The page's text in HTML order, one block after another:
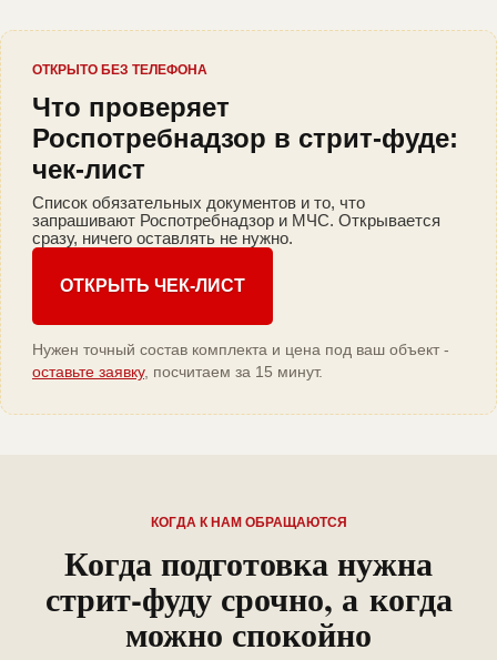
ОТКРЫТО БЕЗ ТЕЛЕФОНА
Что проверяет
Роспотребнадзор в стрит-фуде:
чек-лист
Список обязательных документов и то, что
запрашивают Роспотребнадзор и МЧС. Открывается
сразу, ничего оставлять не нужно.
ОТКРЫТЬ ЧЕК-ЛИСТ
Нужен точный состав комплекта и цена под ваш объект -
оставьте заявку, посчитаем за 15 минут.
КОГДА К НАМ ОБРАЩАЮТСЯ
Когда подготовка нужна
стрит-фуду срочно, а когда
можно спокойно